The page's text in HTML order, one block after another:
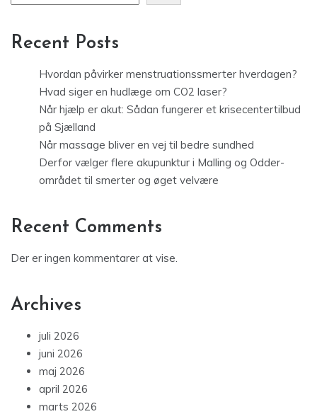
Recent Posts
Hvordan påvirker menstruationssmerter hverdagen?
Hvad siger en hudlæge om CO2 laser?
Når hjælp er akut: Sådan fungerer et krisecentertilbud
på Sjælland
Når massage bliver en vej til bedre sundhed
Derfor vælger flere akupunktur i Malling og Odder-
området til smerter og øget velvære
Recent Comments
Der er ingen kommentarer at vise.
Archives
juli 2026
juni 2026
maj 2026
april 2026
marts 2026